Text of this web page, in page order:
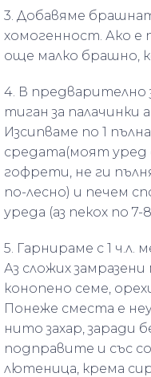
3. Добавяме
хомогенност. Ако е
още малко брашно,
4. В предварително
тиган за
Изсипваме по 1
средата(моят уред
гофрети, не ги
по-лесно) и печем
уреда (аз пекох по
5. Гарнираме с 1 ч.л.
Аз сложих
конопено семе,
Понеже сместа е
нито захар, заради
подправите и със
лютеница, крема